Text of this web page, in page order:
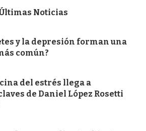
Noticias
y la depresión forman una
común?
del estrés llega a
de Daniel López Rosetti